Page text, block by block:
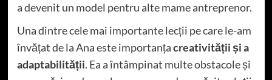
a devenit un model pentru alte mame antreprenor.
Una dintre cele mai importante lecții pe care le-am
învățat de la Ana este importanțacreativității și a
adaptabilității. Ea a întâmpinat multe obstacole și